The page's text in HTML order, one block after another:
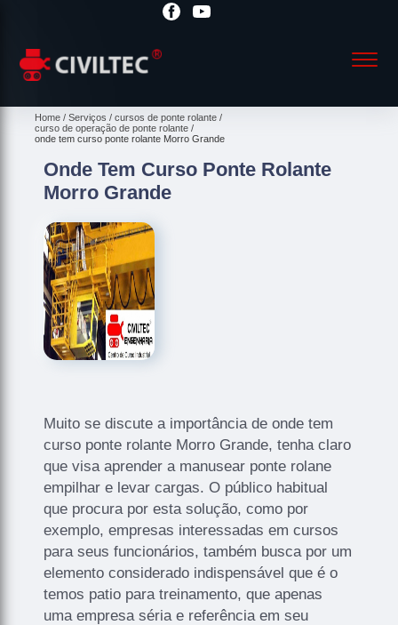
Home Serviços
cursos de ponte rolante
curso de operação de ponte rolante
onde tem curso ponte rolante Morro Grande
Onde Tem Curso Ponte Rolante
Morro Grande
Muito se discute a importância de onde tem
curso ponte rolante Morro Grande, tenha claro
que visa aprender a manusear ponte rolane
empilhar e levar cargas. O público habitual
que procura por esta solução, como por
exemplo, empresas interessadas em cursos
para seus funcionários, também busca por um
elemento considerado indispensável que é o
temos patio para treinamento, que apenas
uma empresa séria e referência em seu